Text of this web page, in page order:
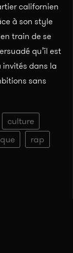
californien
à son style
train de se
qu’il est
invités dans la
sans
culture
rap